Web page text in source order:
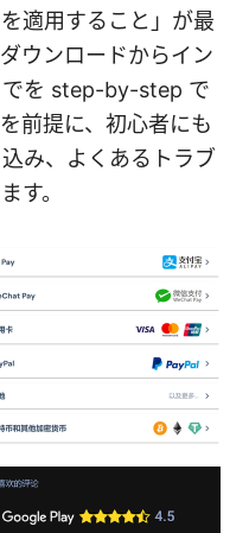
適用すること」が最
ウンロードからイン
でを step-by-step で
前提に、初心者にも
み、よくあるトラブ
す。